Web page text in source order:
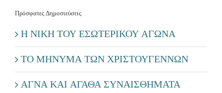
Πρόσφατες Δημοσιεύσεις
Η ΝΙΚΗ ΤΟΥ ΕΣΩΤΕΡΙΚΟΥ ΑΓΩΝΑ
ΤΟ ΜΗΝΥΜΑ ΤΩΝ ΧΡΙΣΤΟΥΓΕΝΝΩΝ
ΑΓΝΑ ΚΑΙ ΑΓΑΘΑ ΣΥΝΑΙΣΘΗΜΑΤΑ